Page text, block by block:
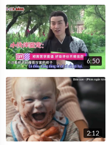
6:50
2:12